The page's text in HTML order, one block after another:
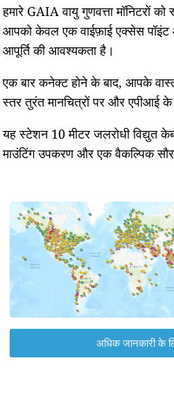
हमारे GAIA वायु गुणवत्ता मॉनिटरों
आपको केवल एक वाईफ़ाई एक्सेस
आपूर्ति की आवश्यकता है।
एक बार कनेक्ट होने के बाद, आपके
स्तर तुरंत मानचित्रों पर और एपीआई के
यह स्टेशन 10 मीटर जलरोधी विद्युत
माउंटिंग उपकरण और एक वैकल्पिक
अधिक जानकारी के